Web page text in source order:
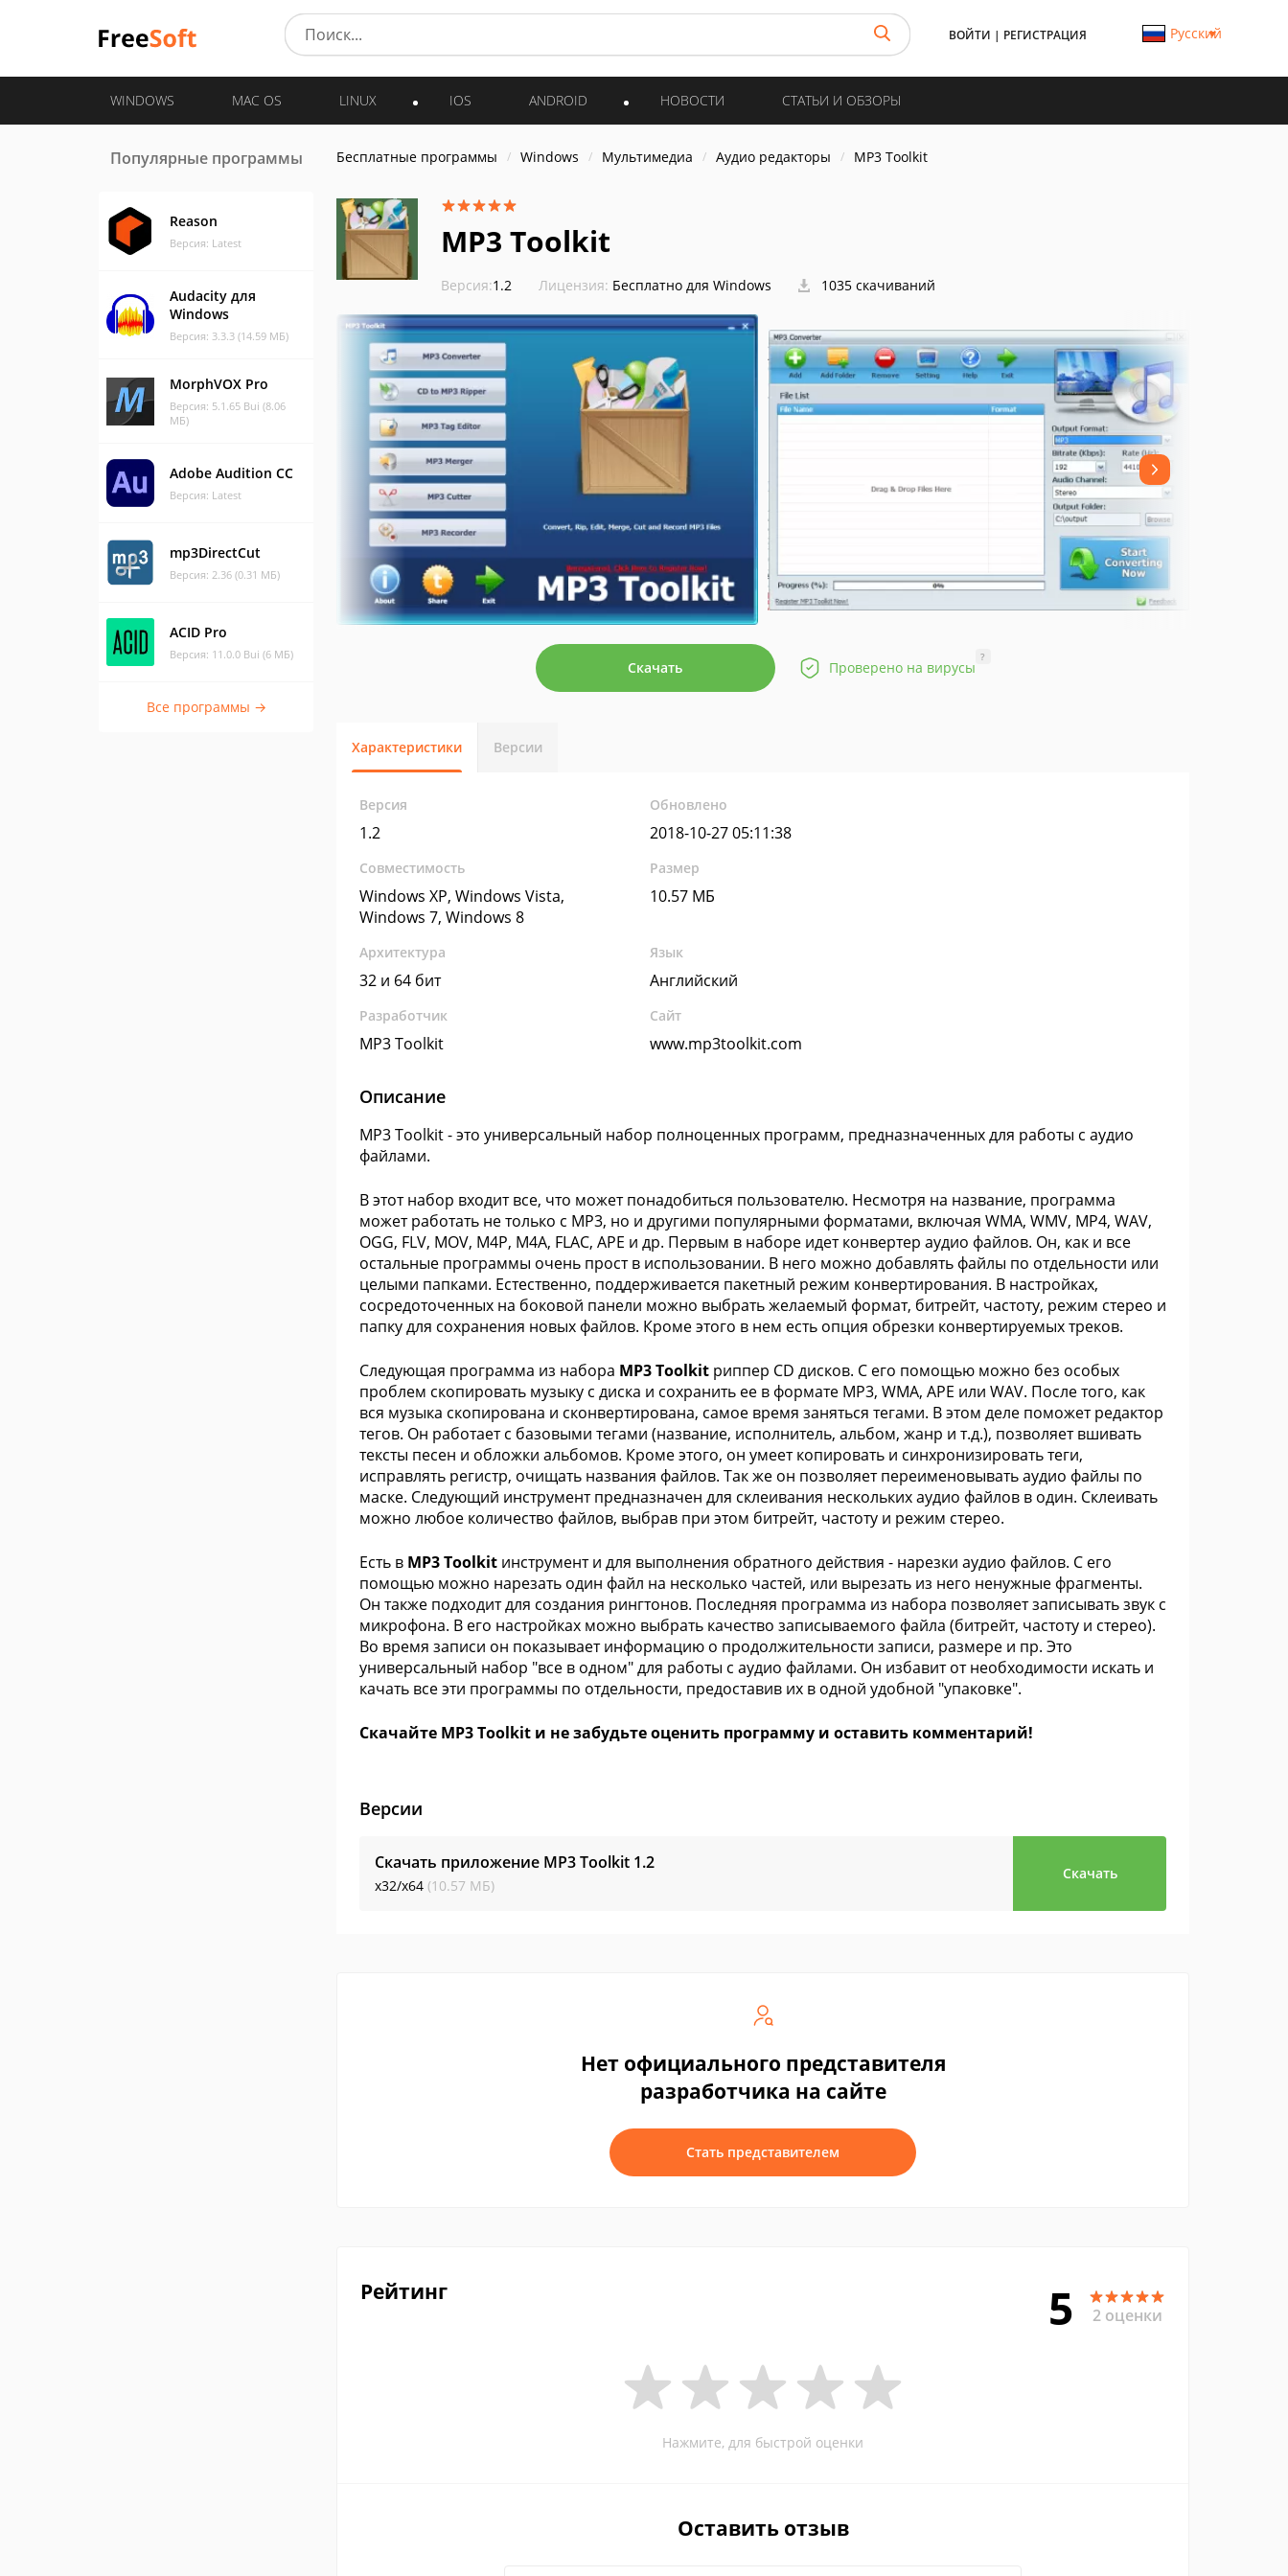
ВОЙТИ | РЕГИСТРАЦИЯ Русский
WINDOWS MAC OS LINUX IOS ANDROID НОВОСТИ СТАТЬИ И ОБЗОРЫ
Популярные программы
Reason
Версия: Latest
Audacity для
Windows
Версия: 3.3.3 (14.59 МБ)
MorphVOX Pro
Версия: 5.1.65 Bui (8.06
МБ)
Adobe Audition CC
Версия: Latest
mp3DirectCut
Версия: 2.36 (0.31 МБ)
ACID Pro
Версия: 11.0.0 Bui (6 МБ)
Все программы →
Бесплатные программы Windows Мультимедиа Аудио редакторы MP3 Toolkit
MP3 Toolkit
Версия:1.2 Лицензия: Бесплатно для Windows 1035 скачиваний
Скачать Проверено на вирусы
?
Характеристики Версии
Версия
1.2
Обновлено
2018-10-27 05:11:38
Совместимость
Windows XP, Windows Vista,
Windows 7, Windows 8
Размер
10.57 МБ
Архитектура
32 и 64 бит
Язык
Английский
Разработчик
MP3 Toolkit
Сайт
www.mp3toolkit.com
Описание
MP3 Toolkit - это универсальный набор полноценных программ, предназначенных для работы с аудио
файлами.
В этот набор входит все, что может понадобиться пользователю. Несмотря на название, программа
может работать не только с MP3, но и другими популярными форматами, включая WMA, WMV, MP4, WAV,
OGG, FLV, MOV, M4P, M4A, FLAC, APE и др. Первым в наборе идет конвертер аудио файлов. Он, как и все
остальные программы очень прост в использовании. В него можно добавлять файлы по отдельности или
целыми папками. Естественно, поддерживается пакетный режим конвертирования. В настройках,
сосредоточенных на боковой панели можно выбрать желаемый формат, битрейт, частоту, режим стерео и
папку для сохранения новых файлов. Кроме этого в нем есть опция обрезки конвертируемых треков.
Следующая программа из набора MP3 Toolkit риппер CD дисков. С его помощью можно без особых
проблем скопировать музыку с диска и сохранить ее в формате MP3, WMA, APE или WAV. После того, как
вся музыка скопирована и сконвертирована, самое время заняться тегами. В этом деле поможет редактор
тегов. Он работает с базовыми тегами (название, исполнитель, альбом, жанр и т.д.), позволяет вшивать
тексты песен и обложки альбомов. Кроме этого, он умеет копировать и синхронизировать теги,
исправлять регистр, очищать названия файлов. Так же он позволяет переименовывать аудио файлы по
маске. Следующий инструмент предназначен для склеивания нескольких аудио файлов в один. Склеивать
можно любое количество файлов, выбрав при этом битрейт, частоту и режим стерео.
Есть в MP3 Toolkit инструмент и для выполнения обратного действия - нарезки аудио файлов. С его
помощью можно нарезать один файл на несколько частей, или вырезать из него ненужные фрагменты.
Он также подходит для создания рингтонов. Последняя программа из набора позволяет записывать звук с
микрофона. В его настройках можно выбрать качество записываемого файла (битрейт, частоту и стерео).
Во время записи он показывает информацию о продолжительности записи, размере и пр. Это
универсальный набор "все в одном" для работы с аудио файлами. Он избавит от необходимости искать и
качать все эти программы по отдельности, предоставив их в одной удобной "упаковке".
Скачайте MP3 Toolkit и не забудьте оценить программу и оставить комментарий!
Версии
Скачать приложение MP3 Toolkit 1.2
x32/x64 (10.57 МБ)
Скачать
Нет официального представителя
разработчика на сайте
Стать представителем
Рейтинг 5 2 оценки
Нажмите, для быстрой оценки
Оставить отзыв